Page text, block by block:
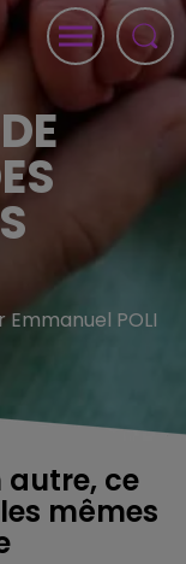
POLI
ce
mêmes